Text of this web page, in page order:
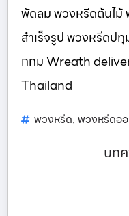
พัดลม พวงหรีดต้นไม้
สำเร็จรูป พวงหรีดป
กทม Wreath
Thailand
พวงหรีด, พวงหรีดอ
บท